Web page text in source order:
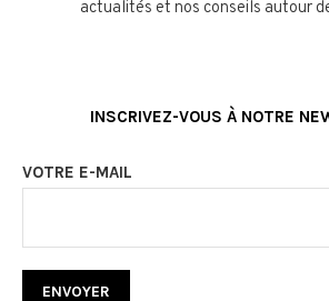
actualités et nos conseils autour
INSCRIVEZ-VOUS À NOTRE
VOTRE E-MAIL